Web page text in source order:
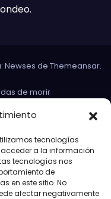
tecnologías
a la información
tecnologías nos
de
en este sitio. No
afectar negativamente
Newses de Themeansar.
de morir
para nada
El Rey Abdica
del mundo
Curiosidades